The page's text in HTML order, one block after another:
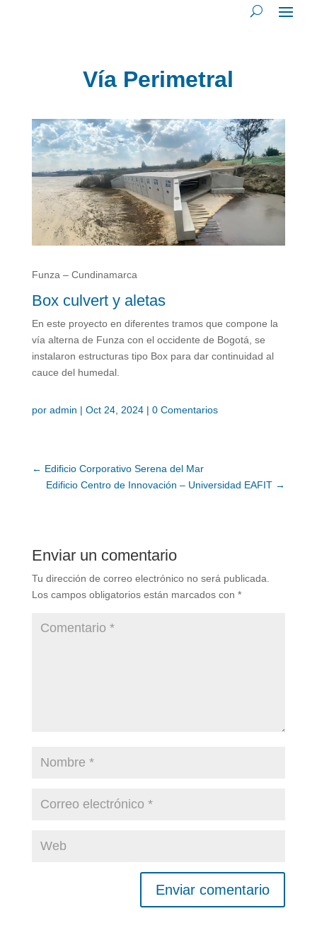
Vía Perimetral
Funza – Cundinamarca
Box culvert y aletas
En este proyecto en diferentes tramos que compone la
vía alterna de Funza con el occidente de Bogotá, se
instalaron estructuras tipo Box para dar continuidad al
cauce del humedal. ​
por admin | Oct 24, 2024| 0 Comentarios
← Edificio Corporativo Serena del Mar
Edificio Centro de Innovación – Universidad EAFIT →
Enviar un comentario
Tu dirección de correo electrónico no será publicada.
Los campos obligatorios están marcados con *
Enviar comentario